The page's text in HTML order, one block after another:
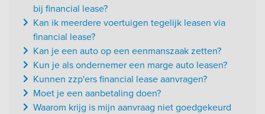
bij financial lease?
Kan ik meerdere voertuigen tegelijk leasen via
financial lease?
Kan je een auto op een eenmanszaak zetten?
Kun je als ondernemer een marge auto leasen?
Kunnen zzp'ers financial lease aanvragen?
Moet je een aanbetaling doen?
Waarom krijg is mijn aanvraag niet goedgekeurd